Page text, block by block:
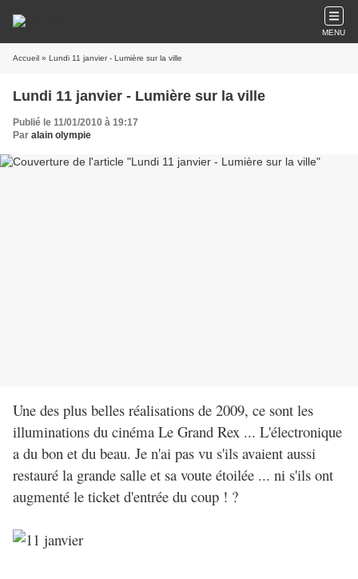
MENU
Accueil » Lundi 11 janvier - Lumière sur la ville
Lundi 11 janvier - Lumière sur la ville
Publié le 11/01/2010 à 19:17
Par alain olympie
Une des plus belles réalisations de 2009, ce sont les
illuminations du cinéma Le Grand Rex ... L'électronique
a du bon et du beau. Je n'ai pas vu s'ils avaient aussi
restauré la grande salle et sa voute étoilée ... ni s'ils ont
augmenté le ticket d'entrée du coup ! ?